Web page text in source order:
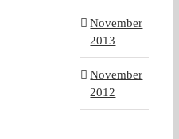
November
2013
November
2012